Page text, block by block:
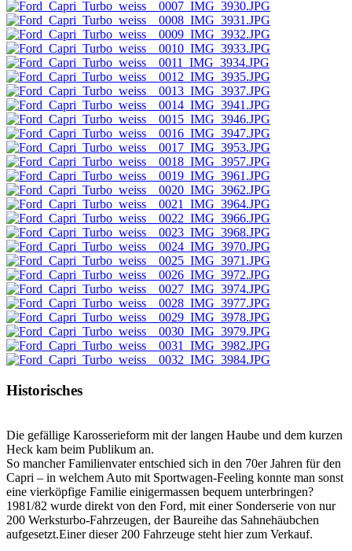
Historisches
Die gefällige Karosserieform mit der langen Haube und dem kurzen
Heck kam beim Publikum an.
So mancher Familienvater entschied sich in den 70er Jahren für den
Capri – in welchem Auto mit Sportwagen-Feeling konnte man sonst
eine vierköpfige Familie einigermassen bequem unterbringen?
1981/82 wurde direkt von den Ford, mit einer Sonderserie von nur
200 Werksturbo-Fahrzeugen, der Baureihe das Sahnehäubchen
aufgesetzt.Einer dieser 200 Fahrzeuge steht hier zum Verkauf.